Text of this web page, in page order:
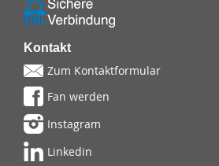
Kontakt
Zum Kontaktformular
Fan werden
Instagram
Linkedin